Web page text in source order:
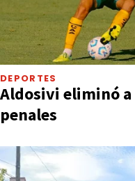
DEPORTES
Aldosivi eliminó
penales